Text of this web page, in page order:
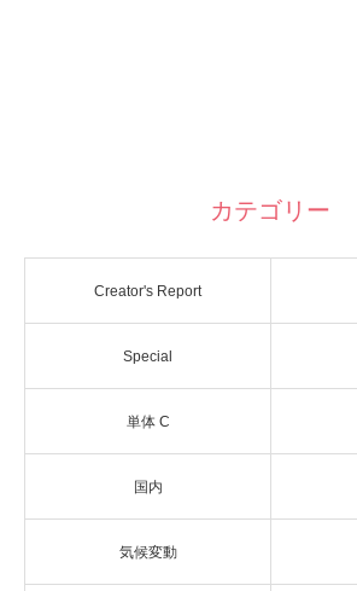
カテゴリー
Creator's Report
Special
単体 C
国内
気候変動